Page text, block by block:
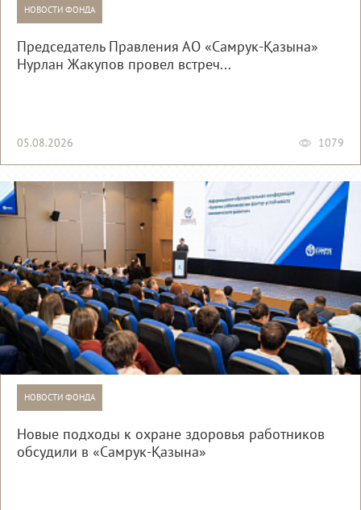
НОВОСТИ ФОНДА
Председатель Правления АО «Самрук-Қазына»
Нурлан Жакупов провел встреч...
05.08.2026 1079
НОВОСТИ ФОНДА
Новые подходы к охране здоровья работников
обсудили в «Самрук-Қазына»